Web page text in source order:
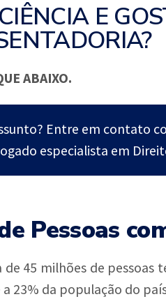
E
ABAIXO.
Entre em contato
especialista em
Pessoas
de 45 milhões de
23% da população do